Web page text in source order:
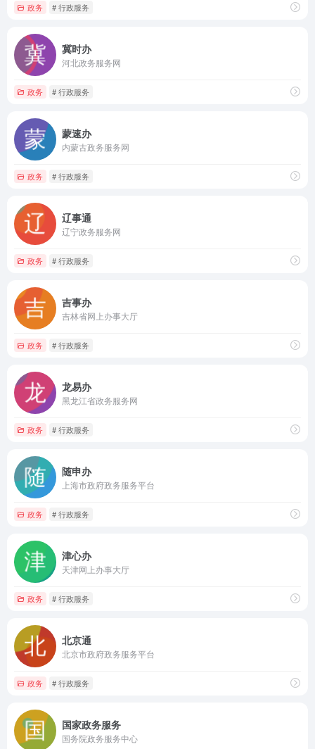
政务 # 行政服务
冀时办
河北政务服务网
政务 # 行政服务
蒙速办
内蒙古政务服务网
政务 # 行政服务
辽事通
辽宁政务服务网
政务 # 行政服务
吉事办
吉林省网上办事大厅
政务 # 行政服务
龙易办
黑龙江省政务服务网
政务 # 行政服务
随申办
上海市政府政务服务平台
政务 # 行政服务
津心办
天津网上办事大厅
政务 # 行政服务
北京通
北京市政府政务服务平台
政务 # 行政服务
国家政务服务
国务院政务服务中心